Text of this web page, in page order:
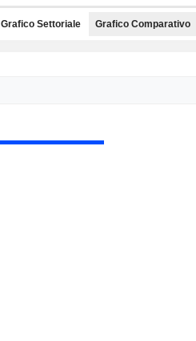
Grafico Settoriale Grafico Comparativo